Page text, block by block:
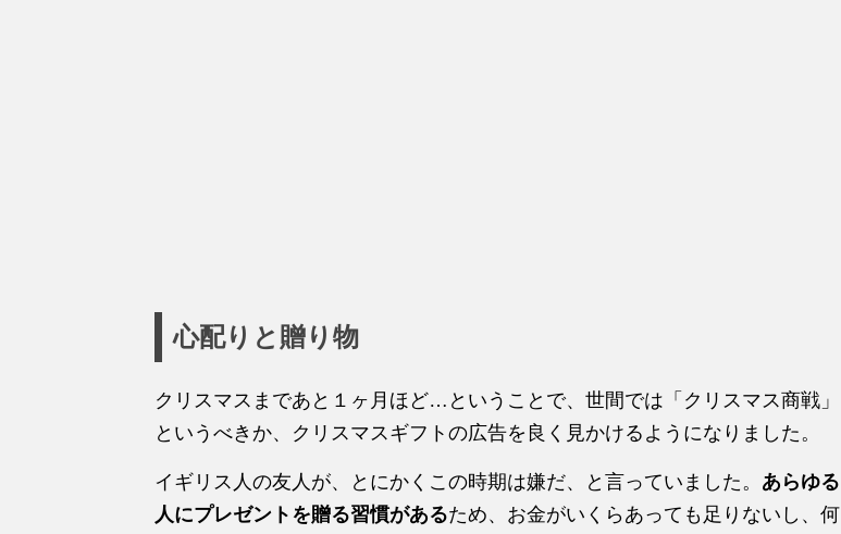
心配りと贈り物
クリスマスまであと１ヶ月ほど…ということで、世間では「クリスマス商戦」
というべきか、クリスマスギフトの広告を良く見かけるようになりました。
イギリス人の友人が、とにかくこの時期は嫌だ、と言っていました。 あらゆる
人にプレゼントを贈る習慣があるため、お金がいくらあっても足りないし、何